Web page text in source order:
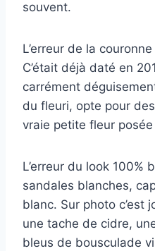
souvent.
L’erreur de la
C’était déjà daté en
carrément
du fleuri, opte pour
vraie petite fleur
L’erreur du look 100%
sandales blanches,
blanc. Sur photo c’est
une tache de cidre,
bleus de bousculade